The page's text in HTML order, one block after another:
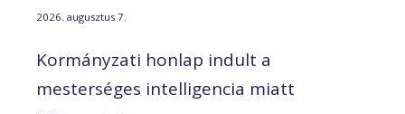
2026. augusztus 7.
Kormányzati honlap indult a
mesterséges intelligencia miatt